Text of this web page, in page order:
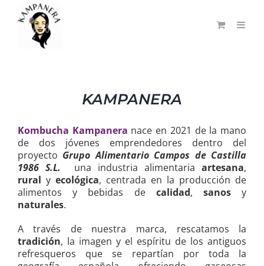
Saltar
contenido
KAMPANERA
Kombucha Kampanera nace en 2021 de la mano
de dos jóvenes emprendedores dentro del
proyecto Grupo Alimentario Campos de Castilla
1986 S.L. una industria alimentariaartesana,
rural y ecológica, centrada en la producción de
alimentos y bebidas de calidad, sanosy
naturales.
A través de nuestra marca, rescatamos la
tradición, la imagen y el espíritu de los antiguos
refresqueros que se repartían por toda la